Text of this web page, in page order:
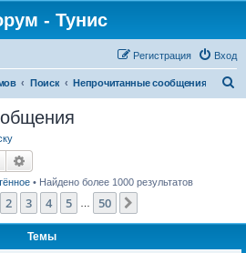
- Тунис
Вход
Регистрация
Поиск Непрочитанные сообщения
Поиск
• Найдено более 1000 результатов
из 50
2 3 4 5 50
Темы